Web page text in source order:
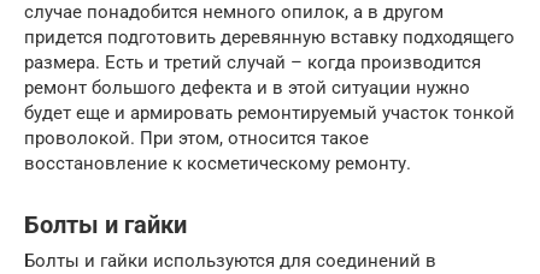
случае понадобится немного опилок, а в другом
придется подготовить деревянную вставку подходящего
размера. Есть и третий случай – когда производится
ремонт большого дефекта и в этой ситуации нужно
будет еще и армировать ремонтируемый участок тонкой
проволокой. При этом, относится такое
восстановление к косметическому ремонту.
Болты и гайки
Болты и гайки используются для соединений в